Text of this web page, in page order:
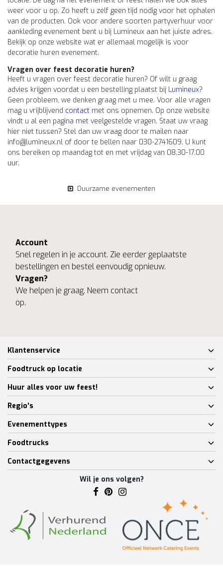
weer voor u op. Zo heeft u zelf geen tijd nodig voor het ophalen
van de producten. Ook voor andere soorten partyverhuur voor
aankleding evenement bent u bij Lumineux aan het juiste adres.
Bekijk op onze website wat er allemaal mogelijk is voor
decoratie huren evenement.
Vragen over feest decoratie huren?
Heeft u vragen over feest decoratie huren? Of wilt u graag
advies krijgen voordat u een bestelling plaatst bij Lumineux?
Geen probleem, we denken graag met u mee. Voor alle vragen
mag u vrijblijvend contact met ons opnemen. Op onze website
vindt u al een pagina met veelgestelde vragen. Staat uw vraag
hier niet tussen? Stel dan uw vraag door te mailen naar
info@lumineux.nl of door te bellen naar 030-2741609. U kunt
ons bereiken op maandag tot en met vrijdag van 08.30-17.00
uur.
Duurzame evenementen
Account
Snel regelen in je account. Zie eerder geplaatste
bestellingen en bestel eenvoudig opnieuw.
Vragen?
We helpen je graag. Neem contact
op.
Klantenservice
Foodtruck op locatie
Huur alles voor uw feest!
Regio's
Evenementtypes
Foodtrucks
Contactgegevens
Wil je ons volgen?